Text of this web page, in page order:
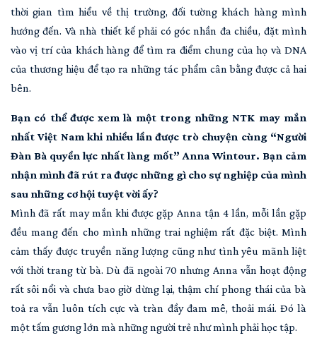
thời gian tìm hiểu về thị trường, đối tường khách hàng mình
hướng đến. Và nhà thiết kế phải có góc nhần đa chiều, đặt mình
vào vị trí của khách hàng để tìm ra điểm chung của họ và DNA
của thương hiệu để tạo ra những tác phẩm cân bằng được cả hai
bên.
Bạn có thể được xem là một trong những NTK may mắn
nhất Việt Nam khi nhiều lần được trò chuyện cùng “Người
Đàn Bà quyền lực nhất làng mốt” Anna Wintour. Bạn cảm
nhận mình đã rút ra được những gì cho sự nghiệp của mình
sau những cơ hội tuyệt vời ấy?
Mình đã rất may mắn khi được gặp Anna tận 4 lần, mỗi lần gặp
đều mang đến cho mình những trai nghiệm rất đặc biệt. Mình
cảm thấy được truyền năng lượng cũng như tình yêu mãnh liệt
với thời trang từ bà. Dù đã ngoài 70 nhưng Anna vẫn hoạt động
rất sôi nổi và chưa bao giờ dừng lại, thậm chí phong thái của bà
toả ra vẫn luôn tích cực và tràn đầy đam mê, thoải mái. Đó là
một tấm gương lớn mà những người trẻ như mình phải học tập.